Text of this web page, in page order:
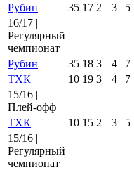
Рубин
35 17 2 3 5
16/17 |
Регулярный
чемпионат
Рубин
35 18 3 4 7
ТХК
10 19 3 4 7
15/16 |
Плей-офф
ТХК
10 15 2 3 5
15/16 |
Регулярный
чемпионат